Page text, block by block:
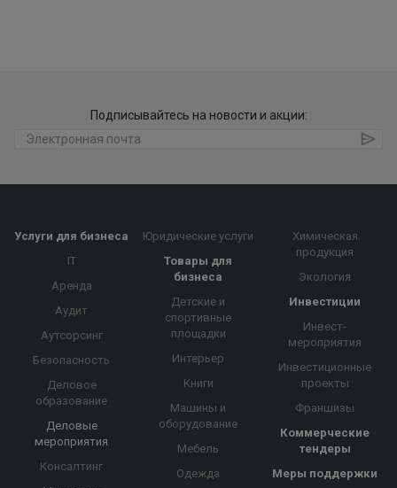
Подписывайтесь на новости и акции:
Услуги для бизнеса
IT
Аренда
Аудит
Аутсорсинг
Безопасность
Деловое
образование
Деловые
мероприятия
Консалтинг
Юридические услуги
Товары для
бизнеса
Детские и
спортивные
площадки
Интерьер
Книги
Машины и
оборудование
Мебель
Одежда
Химическая
продукция
Экология
Инвестиции
Инвест-
мероприятия
Инвестиционные
проекты
Франшизы
Коммерческие
тендеры
Меры поддержки